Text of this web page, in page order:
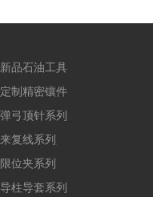
新品石油工具
定制精密镶件
弹弓顶针系列
来复线系列
限位夹系列
导柱导套系列